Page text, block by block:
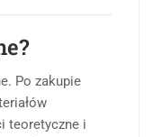
Po zakupie
teoretyczne i